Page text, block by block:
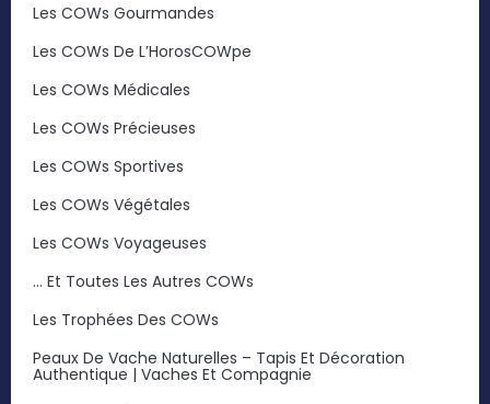
Les COWs Gourmandes
Les COWs De L’HorosCOWpe
Les COWs Médicales
Les COWs Précieuses
Les COWs Sportives
Les COWs Végétales
Les COWs Voyageuses
… Et Toutes Les Autres COWs
Les Trophées Des COWs
Peaux De Vache Naturelles – Tapis Et Décoration
Authentique | Vaches Et Compagnie